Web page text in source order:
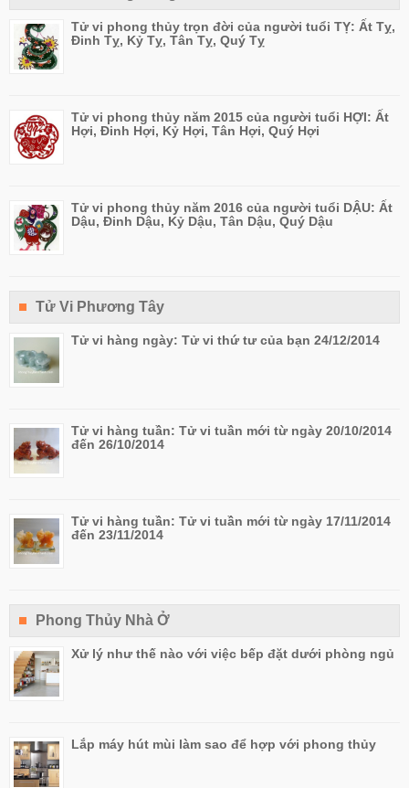
Tử vi phong thủy trọn đời của người tuổi TỴ: Ất Tỵ,
Đinh Tỵ, Kỷ Tỵ, Tân Tỵ, Quý Tỵ
Tử vi phong thủy năm 2015 của người tuổi HỢI: Ất
Hợi, Đinh Hợi, Kỷ Hợi, Tân Hợi, Quý Hợi
Tử vi phong thủy năm 2016 của người tuổi DẬU: Ất
Dậu, Đinh Dậu, Kỷ Dậu, Tân Dậu, Quý Dậu
Tử Vi Phương Tây
Tử vi hàng ngày: Tử vi thứ tư của bạn 24/12/2014
Tử vi hàng tuần: Tử vi tuần mới từ ngày 20/10/2014
đến 26/10/2014
Tử vi hàng tuần: Tử vi tuần mới từ ngày 17/11/2014
đến 23/11/2014
Phong Thủy Nhà Ở
Xử lý như thế nào với việc bếp đặt dưới phòng ngủ
Lắp máy hút mùi làm sao để hợp với phong thủy